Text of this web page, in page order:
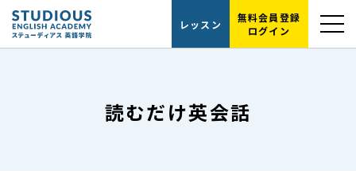
レッスンの流れ
レッスン
無料会員登録
ログイン
読むだけ英会話